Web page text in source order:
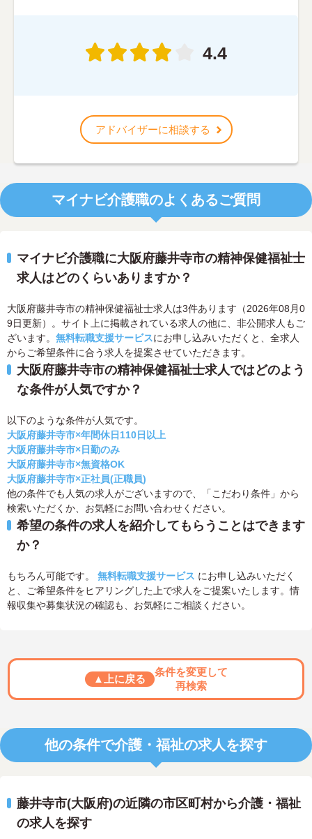
4.4
アドバイザーに相談する
マイナビ介護職のよくあるご質問
マイナビ介護職に大阪府藤井寺市の精神保健福祉士
求人はどのくらいありますか？
大阪府藤井寺市の精神保健福祉士求人は3件あります（2026年08月0
9日更新）。サイト上に掲載されている求人の他に、非公開求人もご
ざいます。 無料転職支援サービスにお申し込みいただくと、全求人
からご希望条件に合う求人を提案させていただきます。
大阪府藤井寺市の精神保健福祉士求人ではどのよう
な条件が人気ですか？
以下のような条件が人気です。
大阪府藤井寺市×年間休日110日以上
大阪府藤井寺市×日勤のみ
大阪府藤井寺市×無資格OK
大阪府藤井寺市×正社員(正職員)
他の条件でも人気の求人がございますので、「こだわり条件」から
検索いただくか、お気軽にお問い合わせください。
希望の条件の求人を紹介してもらうことはできます
か？
もちろん可能です。 無料転職支援サービス にお申し込みいただく
と、ご希望条件をヒアリングした上で求人をご提案いたします。情
報収集や募集状況の確認も、お気軽にご相談ください。
▲上に戻る
条件を変更して
再検索
他の条件で介護・福祉の求人を探す
藤井寺市(大阪府)の近隣の市区町村から介護・福祉
の求人を探す